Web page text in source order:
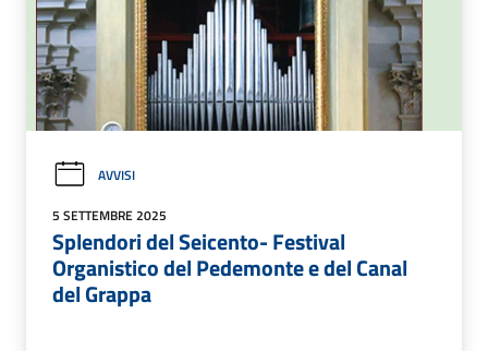
AVVISI
5 SETTEMBRE 2025
Splendori del Seicento- Festival
Organistico del Pedemonte e del Canal
del Grappa